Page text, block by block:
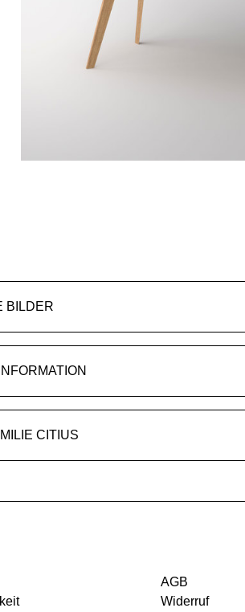
BILDER
CITIUS
AGB
Widerruf